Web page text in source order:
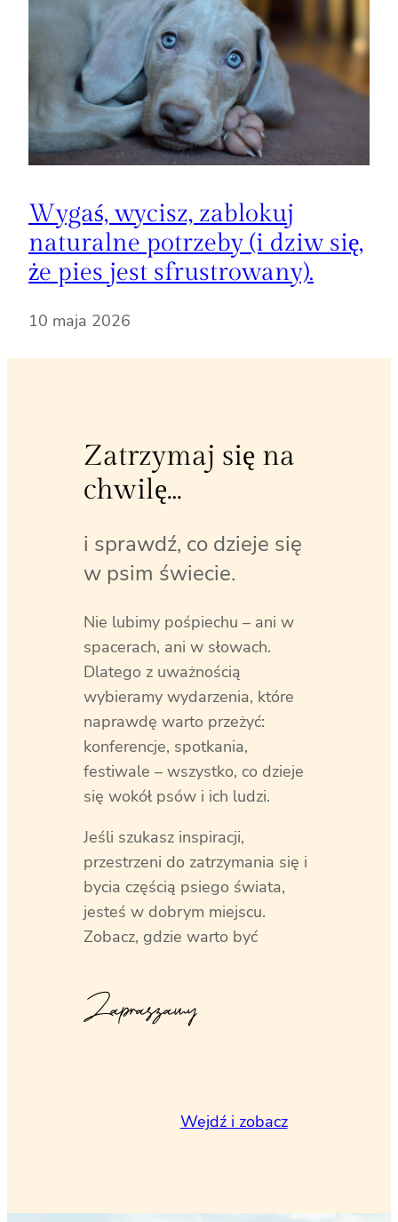
Wygaś, wycisz, zablokuj
naturalne potrzeby (i dziw się,
że pies jest sfrustrowany).
10 maja 2026
Zatrzymaj się na
chwilę…
i sprawdź, co dzieje się
w psim świecie.
Nie lubimy pośpiechu – ani w
spacerach, ani w słowach.
Dlatego z uważnością
wybieramy wydarzenia, które
naprawdę warto przeżyć:
konferencje, spotkania,
festiwale – wszystko, co dzieje
się wokół psów i ich ludzi.
Jeśli szukasz inspiracji,
przestrzeni do zatrzymania się i
bycia częścią psiego świata,
jesteś w dobrym miejscu.
Zobacz, gdzie warto być
Zapraszamy
Wejdź i zobacz